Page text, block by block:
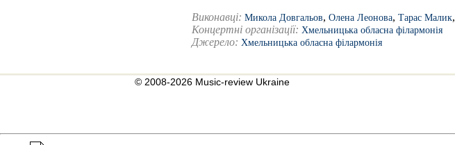
Виконавці: Микола Довгальов, Олена Леонова, Тарас Малик,
Концертні організації: Хмельницька обласна філармонія
Джерело: Хмельницька обласна філармонія
© 2008-2026 Music-review Ukraine